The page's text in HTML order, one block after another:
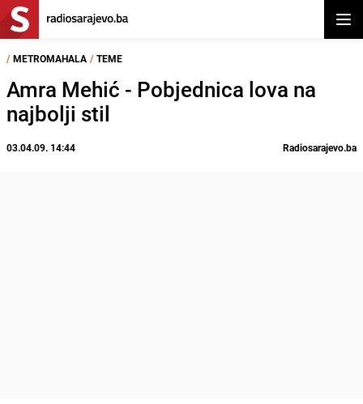
/ METROMAHALA / TEME
Amra Mehić - Pobjednica lova na
najbolji stil
03.04.09. 14:44 Radiosarajevo.ba